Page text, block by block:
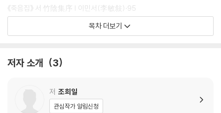
山 태인(泰仁)) 군수로 있으면서 판각 등의 간행 작업을 시작하며 김수항
에게 다시 서문을 부탁하였다.
지 20년 정도 만에 간행된 것이다. 즉, 초간본을 간행한 뒤 조경망이 영구
모두 소실되었고, 그 후 증손인 조정만(趙正萬)이 강서 현령(江西縣令)
이 되고 몇 년이 지나 그 임소에서 관(官)의 도움과 사비(私費)의 출연을
《죽음집》 서 竹陰集序 | 이민서(李敏敍)·95
청매자주논영웅부 靑梅煮酒論英雄賦·101
무혐지협부 舞嫌地狹賦·116
원우부 ?牛賦·123
목차 더보기
저자 소개 3
저 조희일
관심작가 알림신청